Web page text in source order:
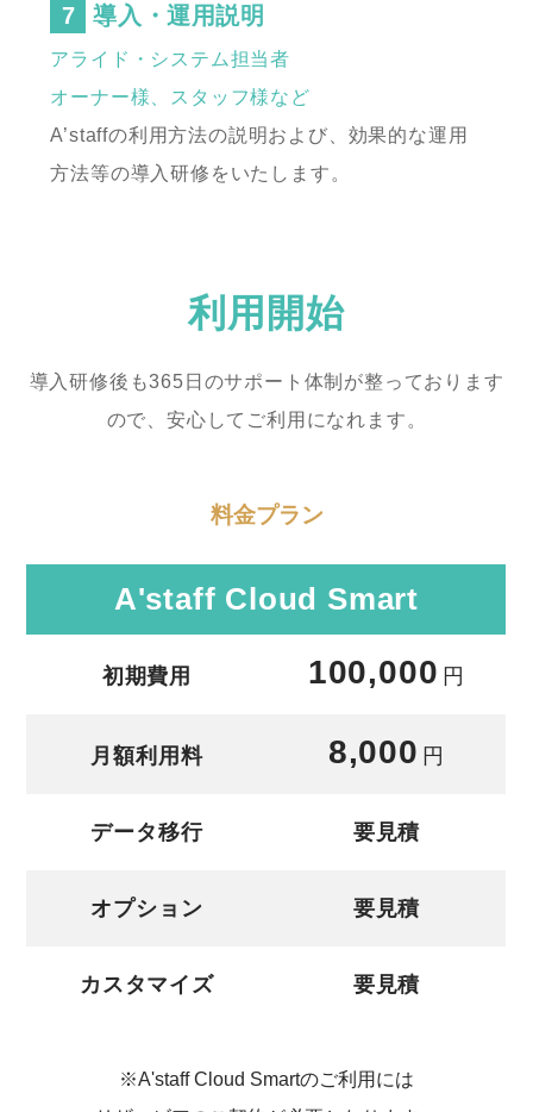
導入・運用説明
アライド・システム担当者
オーナー様、スタッフ様など
A’staffの利用方法の説明および、効果的な運用
方法等の導入研修をいたします。
利用開始
導入研修後も365日のサポート体制が整っております
ので、安心してご利用になれます。
料金プラン
A'staff Cloud Smart
初期費用 100,000 円
月額利用料 8,000 円
データ移行 要見積
オプション 要見積
カスタマイズ 要見積
※A'staff Cloud Smartのご利用には